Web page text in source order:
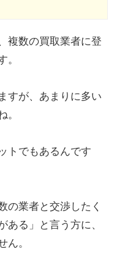
複数の買取業者に登
。
すが、あまりに多い
。
トでもあるんです
の業者と交渉したく
ある」と言う方に、
ん。